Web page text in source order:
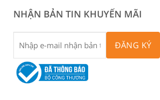
NHẬN BẢN TIN KHUYẾN MÃI
ĐĂNG KÝ